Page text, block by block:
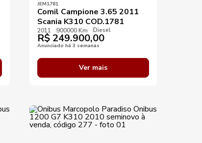
JEM1781
Comil Campione 3.65 2011
Scania K310 COD.1781
2011 900000 Km Diesel
R$ 249.900,00
Anunciado há 3 semanas
Ver mais